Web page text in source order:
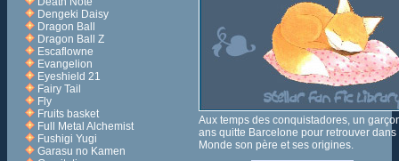
Dengeki Daisy
Dragon Ball
Dragon Ball Z
Escaflowne
Evangelion
Eyeshield 21
Fairy Tail
Fly
Fruits basket
Full Metal Alchemist
Fushigi Yugi
Garasu no Kamen
Aux temps des conquistadores, un
ans quitte Barcelone pour retrouver
Monde son père et ses origines.